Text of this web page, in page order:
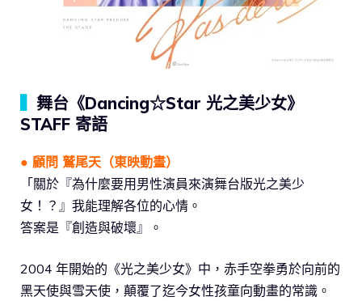
舞台《Dancing☆Star 光之美少女》
STAFF 寄語
● 顧問 鷲尾天 （東映動畫）
「關於『為什麼要用男性演員來演舞台版光之美少
女！？』我能理解各位的心情。
答案是『創造與破壞』。
2004 年開始的《光之美少女》中，赤手空拳勇於向前的
黑天使與雪天使，顛覆了迄今女性孩童向動畫的常識。